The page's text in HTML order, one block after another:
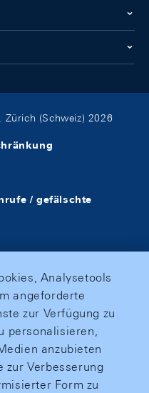
(Schweiz) 2026
/ gefälschte
Analysetools
angeforderte
zur Verfügung zu
personalisieren,
anzubieten
zur Verbesserung
Form zu